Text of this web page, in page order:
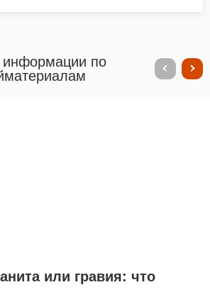
по
или гравия: что